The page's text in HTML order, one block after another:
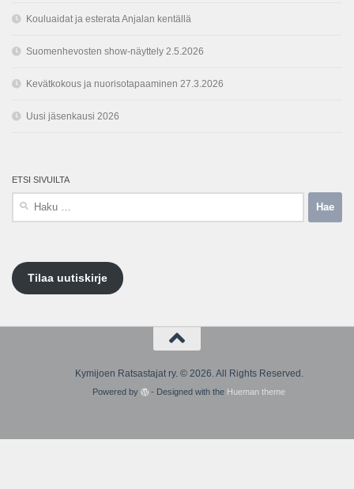
Kouluaidat ja esterata Anjalan kentällä
Suomenhevosten show-näyttely 2.5.2026
Kevätkokous ja nuorisotapaaminen 27.3.2026
Uusi jäsenkausi 2026
ETSI SIVUILTA
Tilaa uutiskirje
Kymijoen Ratsastajat ry. © 2026. All Rights Reserved.
Powered by - Designed with the Hueman theme